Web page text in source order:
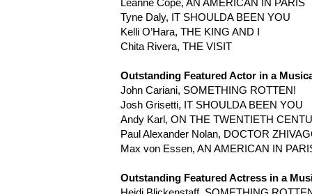
Leanne Cope, AN AMERICAN IN PARIS
Tyne Daly, IT SHOULDA BEEN YOU
Kelli O’Hara, THE KING AND I
Chita Rivera, THE VISIT
Outstanding Featured Actor in a
John Cariani, SOMETHING ROTTEN!
Josh Grisetti, IT SHOULDA BEEN YOU
Andy Karl, ON THE TWENTIETH
Paul Alexander Nolan, DOCTOR
Max von Essen, AN AMERICAN IN
Outstanding Featured Actress in a